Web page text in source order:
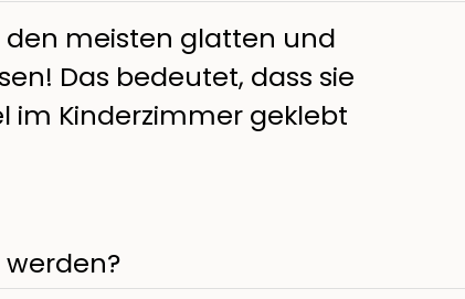
den meisten glatten und
Das bedeutet, dass sie
im Kinderzimmer geklebt